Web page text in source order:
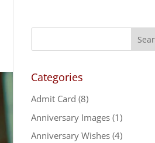
Categories
Admit Card (8)
Anniversary Images(1)
Anniversary Wishes(4)